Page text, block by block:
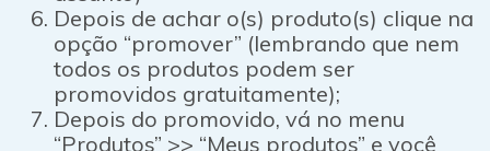
Depois de achar o(s) produto(s) clique na
opção “promover” (lembrando que nem
todos os produtos podem ser
promovidos gratuitamente);
Depois do promovido, vá no menu
“Produtos” >> “Meus produtos” e você